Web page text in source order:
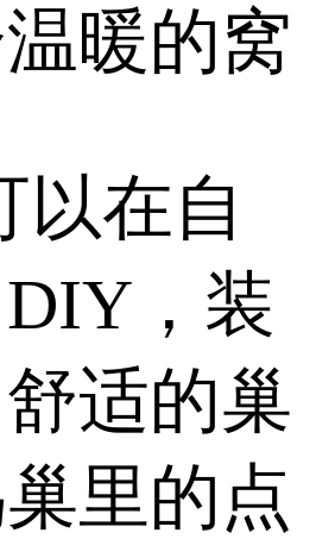
暖的窝
以在自
，装
适的巢
里的点